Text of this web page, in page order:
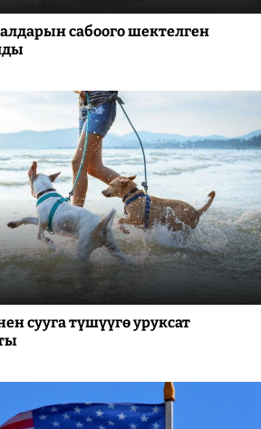
сабоого шектелген
сууга түшүүгө уруксат